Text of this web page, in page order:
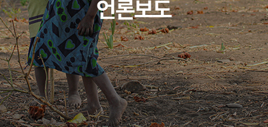
언론보도
언론보도